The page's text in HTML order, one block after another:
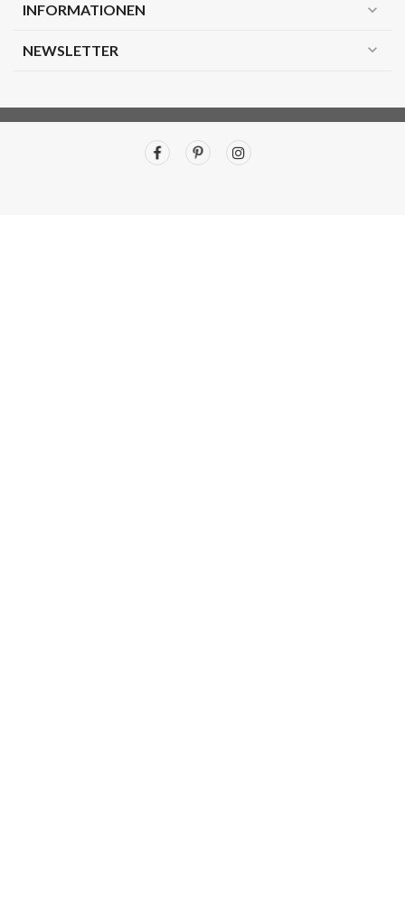
INFORMATIONEN expand_more
NEWSLETTER expand_more